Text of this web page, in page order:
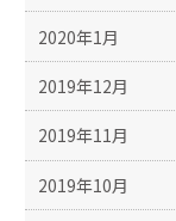
2020年1月
2019年12月
2019年11月
2019年10月